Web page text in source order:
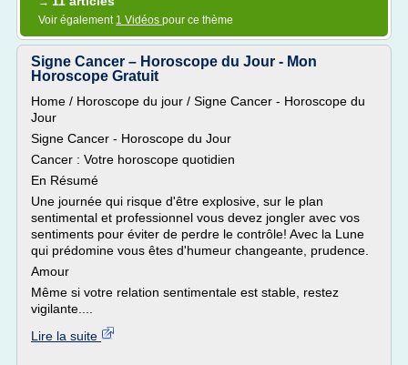
Voir également 1 Vidéos pour ce thème
Signe Cancer – Horoscope du Jour - Mon
Horoscope Gratuit
Home / Horoscope du jour / Signe Cancer - Horoscope du
Jour
Signe Cancer - Horoscope du Jour
Cancer : Votre horoscope quotidien
En Résumé
Une journée qui risque d'être explosive, sur le plan
sentimental et professionnel vous devez jongler avec vos
sentiments pour éviter de perdre le contrôle! Avec la Lune
qui prédomine vous êtes d'humeur changeante, prudence.
Amour
Même si votre relation sentimentale est stable, restez
vigilante....
Lire la suite